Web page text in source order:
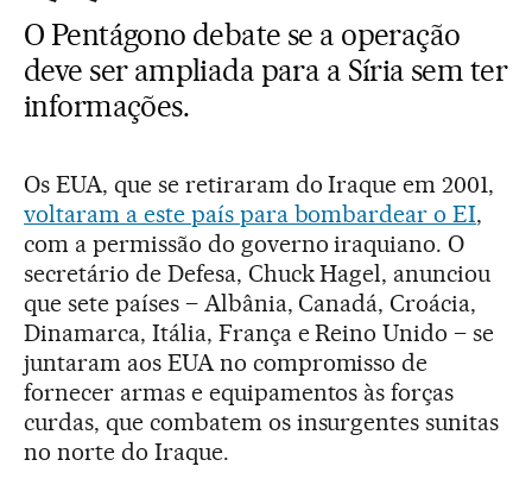
O Pentágono debate se a operação
deve ser ampliada para a Síria sem ter
informações.
Os EUA, que se retiraram do Iraque em 2001,
voltaram a este país para bombardear o EI,
com a permissão do governo iraquiano. O
secretário de Defesa, Chuck Hagel, anunciou
que sete países – Albânia, Canadá, Croácia,
Dinamarca, Itália, França e Reino Unido – se
juntaram aos EUA no compromisso de
fornecer armas e equipamentos às forças
curdas, que combatem os insurgentes sunitas
no norte do Iraque.